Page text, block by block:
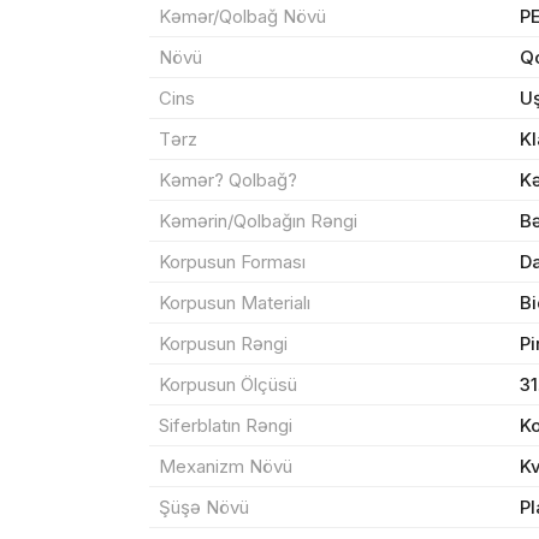
Kəmər/Qolbağ Növü
Növü
Cins
Tərz
Kəmər? Qolbağ?
Kəmərin/Qolbağın Rəngi
Korpusun Forması
Korpusun Materialı
Korpusun Rəngi
Korpusun Ölçüsü
Siferblatın Rəngi
Mexanizm Növü
Şüşə Növü